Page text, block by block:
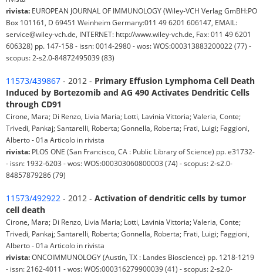
rivista: EUROPEAN JOURNAL OF IMMUNOLOGY (Wiley-VCH Verlag GmBH:PO
Box 101161, D 69451 Weinheim Germany:011 49 6201 606147, EMAIL:
service@wiley-vch.de, INTERNET: http://www.wiley-vch.de, Fax: 011 49 6201
606328) pp. 147-158 - issn: 0014-2980 - wos: WOS:000313883200022 (77) -
scopus: 2-s2.0-84872495039 (83)
11573/439867 - 2012 - Primary Effusion Lymphoma Cell Death
Induced by Bortezomib and AG 490 Activates Dendritic Cells
through CD91
Cirone, Mara; Di Renzo, Livia Maria; Lotti, Lavinia Vittoria; Valeria, Conte;
Trivedi, Pankaj; Santarelli, Roberta; Gonnella, Roberta; Frati, Luigi; Faggioni,
Alberto - 01a Articolo in rivista
rivista: PLOS ONE (San Francisco, CA : Public Library of Science) pp. e31732-
- issn: 1932-6203 - wos: WOS:000303060800003 (74) - scopus: 2-s2.0-
84857879286 (79)
11573/492922 - 2012 - Activation of dendritic cells by tumor
cell death
Cirone, Mara; Di Renzo, Livia Maria; Lotti, Lavinia Vittoria; Valeria, Conte;
Trivedi, Pankaj; Santarelli, Roberta; Gonnella, Roberta; Frati, Luigi; Faggioni,
Alberto - 01a Articolo in rivista
rivista:ONCOIMMUNOLOGY (Austin, TX : Landes Bioscience) pp. 1218-1219
- issn: 2162-4011 - wos: WOS:000316279900039 (41) - scopus: 2-s2.0-